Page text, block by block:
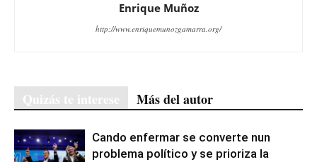
Enrique Muñoz
http://www.enriquemunozgamarra.org/
Quizás te interese Más del autor
Cando enfermar se converte nun
problema político y se prioriza la